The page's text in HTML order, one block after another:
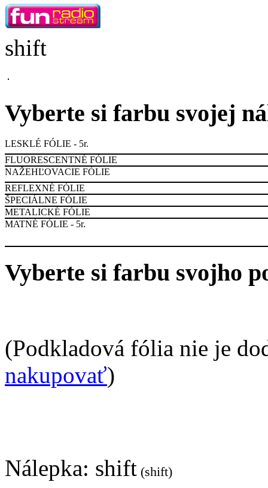
shift
Vyberte si farbu svojej
LESKLÉ FÓLIE - 5r.
FLUORESCENTNÉ FÓLIE
NAŽEHĽOVACIE FÓLIE
REFLEXNÉ FÓLIE
ŠPECIÁLNE FÓLIE
METALICKÉ FÓLIE
MATNÉ FÓLIE - 5r.
Vyberte si farbu svojho
(Podkladová fólia nie je
nakupovať)
Nálepka: shift (shift)